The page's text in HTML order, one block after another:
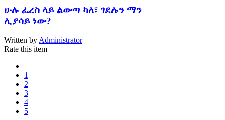
ሁሉ ፈረስ ላይ ልውጣ ካለ፣ ገደሉን ማን
ሊያሳይ ነው?
Written by Administrator
Rate this item
1
2
3
4
5